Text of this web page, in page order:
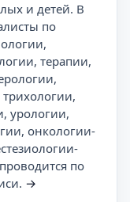
и детей. В
по
терапии,
урологии,
онкологии-
по
→